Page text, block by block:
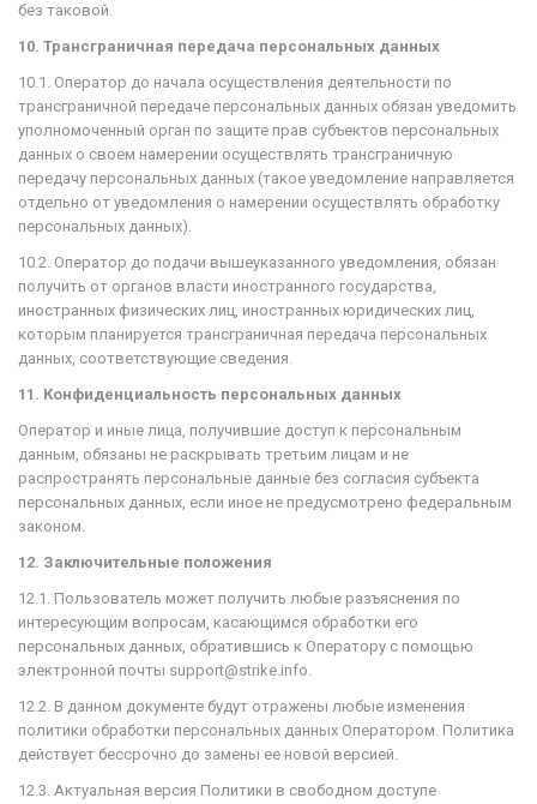
без таковой.
10. Трансграничная передача персональных данных
10.1. Оператор до начала осуществления деятельности по
трансграничной передаче персональных данных обязан уведомить
уполномоченный орган по защите прав субъектов персональных
данных о своем намерении осуществлять трансграничную
передачу персональных данных (такое уведомление направляется
отдельно от уведомления о намерении осуществлять обработку
персональных данных).
10.2. Оператор до подачи вышеуказанного уведомления, обязан
получить от органов власти иностранного государства,
иностранных физических лиц, иностранных юридических лиц,
которым планируется трансграничная передача персональных
данных, соответствующие сведения.
11. Конфиденциальность персональных данных
Оператор и иные лица, получившие доступ к персональным
данным, обязаны не раскрывать третьим лицам и не
распространять персональные данные без согласия субъекта
персональных данных, если иное не предусмотрено федеральным
законом.
12. Заключительные положения
12.1. Пользователь может получить любые разъяснения по
интересующим вопросам, касающимся обработки его
персональных данных, обратившись к Оператору с помощью
электронной почты support@strike.info.
12.2. В данном документе будут отражены любые изменения
политики обработки персональных данных Оператором. Политика
действует бессрочно до замены ее новой версией.
12.3. Актуальная версия Политики в свободном доступе